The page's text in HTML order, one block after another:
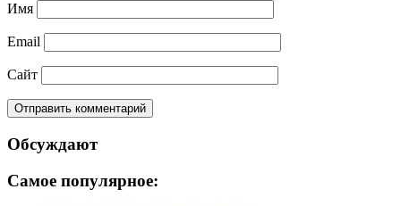
Имя
Email
Сайт
Обсуждают
Самое популярное: